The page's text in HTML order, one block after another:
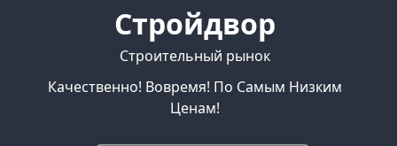
акции:
17
Стройдвор
Строительный рынок
Качественно! Вовремя! По Самым Низким
Ценам!